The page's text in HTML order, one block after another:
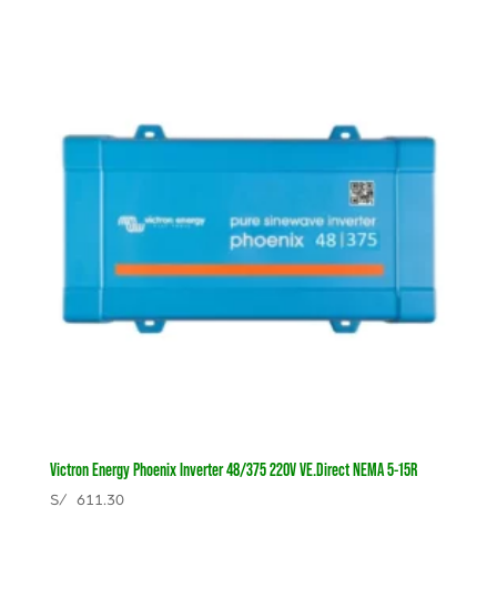
Victron Energy Phoenix Inverter 48/375 220V VE.Direct NEMA 5-15R
S/611.30